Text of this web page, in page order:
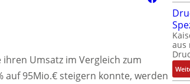
Umsatz im Vergleich zum
auf 95Mio.€ steigern konnte, werden
aus